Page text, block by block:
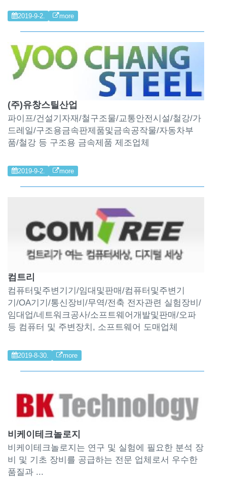
2019-9-2. more
(주)유창스틸산업
파이프/건설기자재/철구조물/교통안전시설/철강/가
드레일/구조용금속판제품및금속공작물/자동차부
품/철강 등 구조용 금속제품 제조업체
2019-9-2. more
컴트리
컴퓨터및주변기기/임대및판매/컴퓨터및주변기
기/OA기기/통신장비/무역/전축 전자관련 실험장비/
임대업/네트워크공사/소프트웨어개발및판매/오파
등 컴퓨터 및 주변장치, 소프트웨어 도매업체
2019-8-30. more
비케이테크놀로지
비케이테크놀로지는 연구 및 실험에 필요한 분석 장
비 및 기초 장비를 공급하는 전문 업체로서 우수한
품질과 ...